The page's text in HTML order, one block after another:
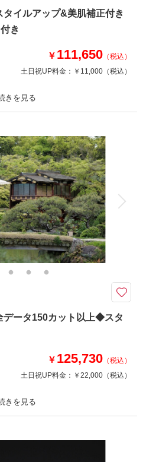
ート
ハーバーランド（兵庫）
タイルアップ&美肌補正付き
き
￥ 111,650 （税込）
土日祝UP料金： ￥11,000 （税込）
衣装1着 新郎衣装1着
メイク 小物一式
150 カット 台紙付写真
会食 挙式
装レンタル ペットと撮影
で
たり、背景を変えたり、ライトの雰囲
きる！持ち込みアイテムも無料なの
しましょう！
：
データ150カット以上◆スタ
￥ 125,730 （税込）
土日祝UP料金： ￥22,000 （税込）